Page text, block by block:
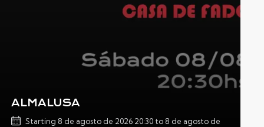
ALMALUSA
Starting 8 de agosto de 2026 20:30 to 8 de agosto de